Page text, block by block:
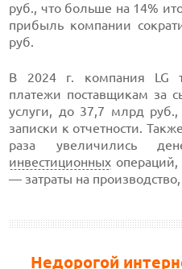
руб., что больше на 14%
прибыль компании
руб.
В 2024 г. компания LG
платежи поставщикам за
услуги, до 37,7 млрд руб.,
записки к отчетности.
раза увеличились
инвестиционных
— затраты на
Недорогой